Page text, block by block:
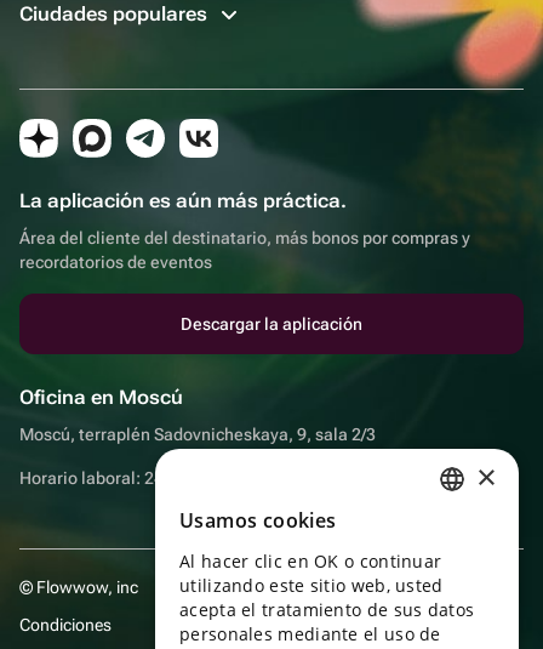
Ciudades populares
La aplicación es aún más práctica.
Área del cliente del destinatario, más bonos por compras y
recordatorios de eventos
Descargar la aplicación
Oficina en Moscú
Moscú, terraplén Sadovnicheskaya, 9, sala 2/3
Horario laboral: 24 horas
© Flowwow, inc
Condiciones
ENGLISH
UKRAINIAN
×
Usamos cookies
Al hacer clic en OK o continuar
utilizando este sitio web, usted
acepta el tratamiento de sus datos
personales mediante el uso de